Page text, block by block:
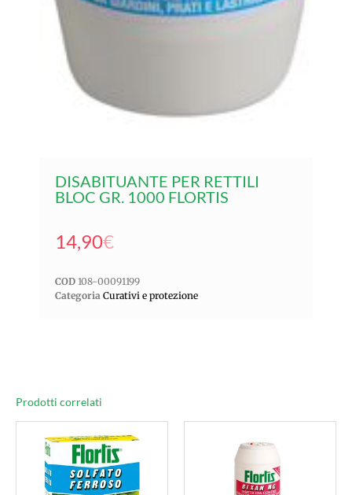
DISABITUANTE PER RETTILI
BLOC GR. 1000 FLORTIS
14,90€
COD 108-00091199
Categoria Curativi e protezione
Prodotti correlati